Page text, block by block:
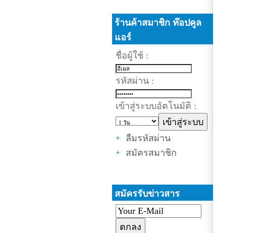
ร้านค้าสมาชิก ท๊อปคูล
แอร์
ชื่อผู้ใช้ :
รหัสผ่าน :
เข้าสู่ระบบอัตโนมัติ :
ลืมรหัสผ่าน
สมัครสมาชิก
สมัครรับข่าวสาร